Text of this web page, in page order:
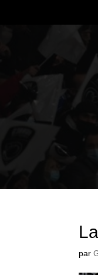
par